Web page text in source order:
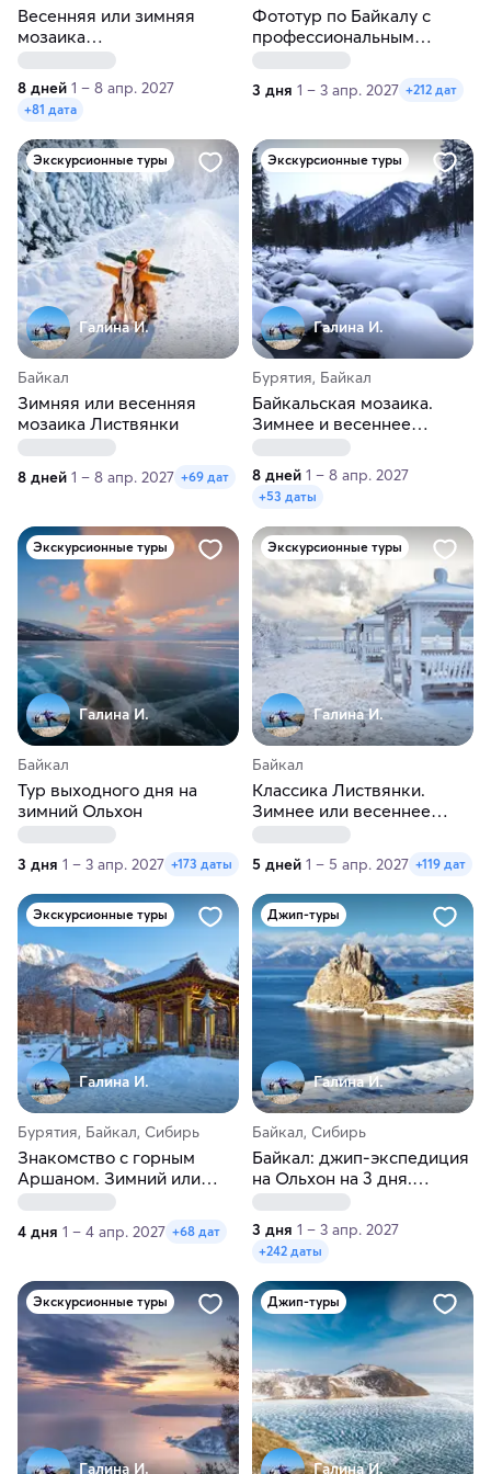
Весенняя или зимняя
мозаика
Северобайкальска
8 дней 1 – 8 апр. 2027
+81 дата
Фототур по Байкалу с
профессиональным
фотографом
3 дня 1 – 3 апр. 2027 +212 дат
Экскурсионные туры
Галина И.
Байкал
Зимняя или весенняя
мозаика Листвянки
8 дней 1 – 8 апр. 2027 +69 дат
Экскурсионные туры
Галина И.
Бурятия, Байкал
Байкальская мозаика.
Зимнее и весеннее
путешествие
8 дней 1 – 8 апр. 2027
+53 даты
Экскурсионные туры
Галина И.
Байкал
Тур выходного дня на
зимний Ольхон
3 дня 1 – 3 апр. 2027 +173 даты
Экскурсионные туры
Галина И.
Байкал
Классика Листвянки.
Зимнее или весеннее
путешествие
5 дней 1 – 5 апр. 2027 +119 дат
Экскурсионные туры
Галина И.
Бурятия, Байкал, Сибирь
Знакомство с горным
Аршаном. Зимний или
весенний тур
4 дня 1 – 4 апр. 2027 +68 дат
Джип-туры
Галина И.
Байкал, Сибирь
Байкал: джип-экспедиция
на Ольхон на 3 дня.
Зимнее или весеннее
приключение
3 дня 1 – 3 апр. 2027
+242 даты
Экскурсионные туры
Галина И.
Джип-туры
Галина И.